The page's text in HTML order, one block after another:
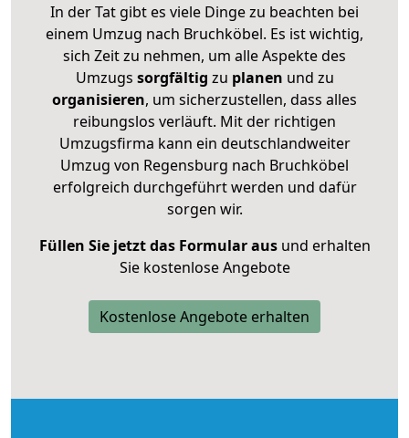
In der Tat gibt es viele Dinge zu beachten bei
einem Umzug nach Bruchköbel. Es ist wichtig,
sich Zeit zu nehmen, um alle Aspekte des
Umzugs sorgfältig zu planen und zu
organisieren, um sicherzustellen, dass alles
reibungslos verläuft. Mit der richtigen
Umzugsfirma kann ein deutschlandweiter
Umzug von Regensburg nach Bruchköbel
erfolgreich durchgeführt werden und dafür
sorgen wir.
Füllen Sie jetzt das Formular ausund erhalten
Sie kostenlose Angebote
Kostenlose Angebote erhalten